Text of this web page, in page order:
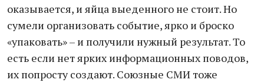
оказывается, и яйца выеденного не стоит. Но
сумели организовать событие, ярко и броско
«упаковать» – и получили нужный результат. То
есть если нет ярких информационных поводов,
их попросту создают. Союзные СМИ тоже